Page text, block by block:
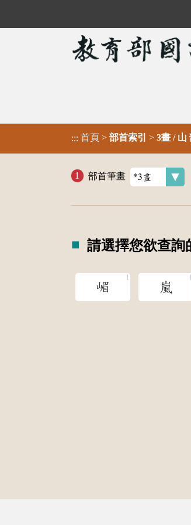
::: 首頁 > 部首索引 > 3畫 / 山
部首筆畫
請選擇您欲查詢
嵋 嵐